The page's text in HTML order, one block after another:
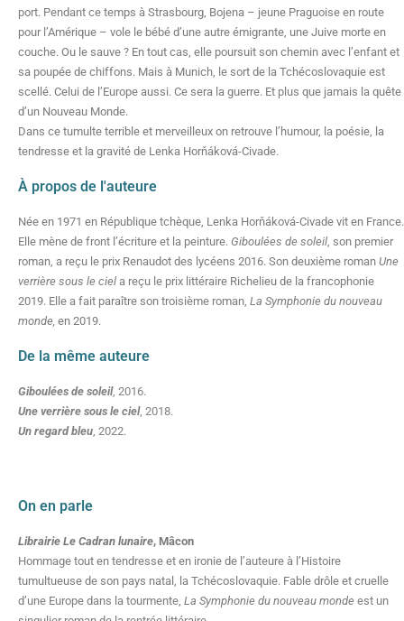
port. Pendant ce temps à Strasbourg, Bojena – jeune Praguoise en route
pour l’Amérique – vole le bébé d’une autre émigrante, une Juive morte en
couche. Ou le sauve ? En tout cas, elle poursuit son chemin avec l’enfant et
sa poupée de chiffons. Mais à Munich, le sort de la Tchécoslovaquie est
scellé. Celui de l’Europe aussi. Ce sera la guerre. Et plus que jamais la quête
d’un Nouveau Monde.
Dans ce tumulte terrible et merveilleux on retrouve l’humour, la poésie, la
tendresse et la gravité de Lenka Horňáková-Civade.
À propos de l'auteure
Née en 1971 en République tchèque, Lenka Horňáková-Civade vit en France.
Elle mène de front l’écriture et la peinture. Giboulées de soleil , son premier
roman, a reçu le prix Renaudot des lycéens 2016. Son deuxième roman Une
verrière sous le ciel a reçu le prix littéraire Richelieu de la francophonie
2019. Elle a fait paraître son troisième roman, La Symphonie du nouveau
monde, en 2019.
De la même auteure
Giboulées de soleil, 2016.
Une verrière sous le ciel, 2018.
Un regard bleu , 2022.
On en parle
Librairie Le Cadran lunaire, Mâcon
Hommage tout en tendresse et en ironie de l’auteure à l’Histoire
tumultueuse de son pays natal, la Tchécoslovaquie. Fable drôle et cruelle
d’une Europe dans la tourmente, La Symphonie du nouveau monde est un